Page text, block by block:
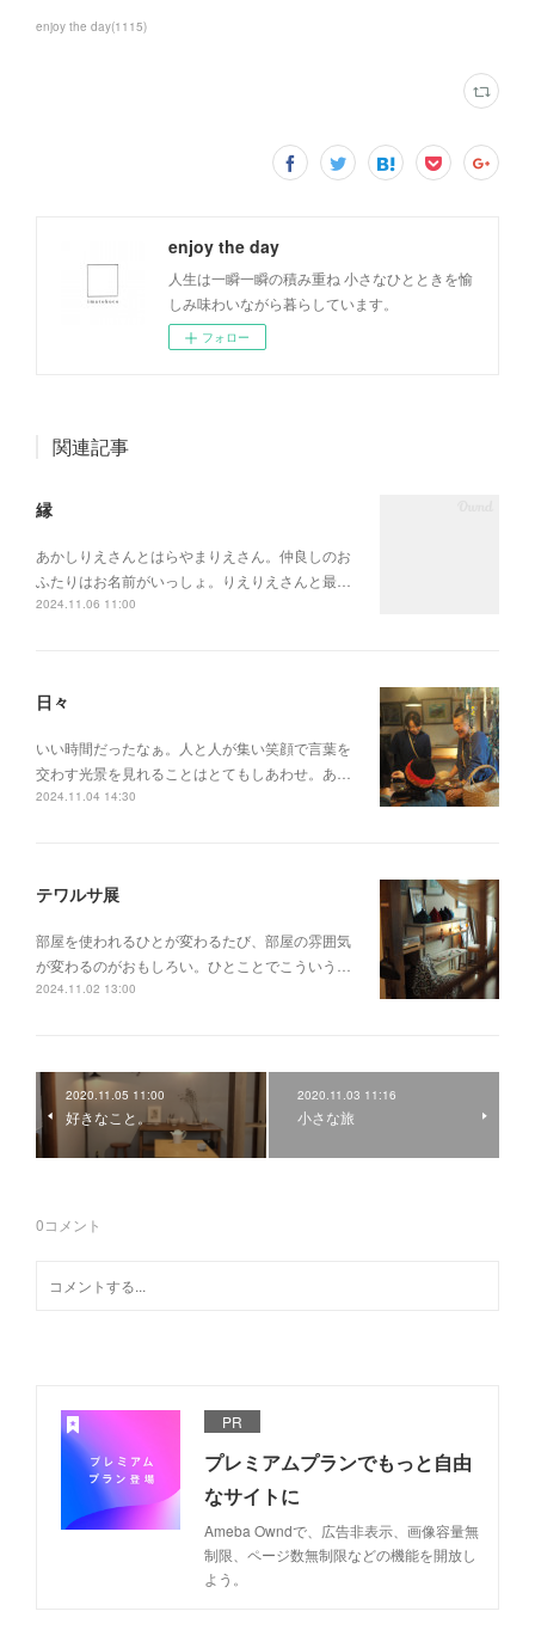
enjoy the day(1115)
enjoy the day
人生は一瞬一瞬の積み重ね 小さなひとときを愉
しみ味わいながら暮らしています。
フォロー
関連記事
縁
あかしりえさんとはらやまりえさん。仲良しのお
ふたりはお名前がいっしょ。りえりえさんと最…
2024.11.06 11:00
日々
いい時間だったなぁ。人と人が集い笑顔で言葉を
交わす光景を見れることはとてもしあわせ。あ…
2024.11.04 14:30
テワルサ展
部屋を使われるひとが変わるたび、部屋の雰囲気
が変わるのがおもしろい。ひとことでこういう…
2024.11.02 13:00
2020.11.05 11:00
好きなこと。
2020.11.03 11:16
小さな旅
0コメント
PR
プレミアムプランでもっと自由
なサイトに
Ameba Owndで、広告非表示、画像容量無
制限、ページ数無制限などの機能を開放し
よう。